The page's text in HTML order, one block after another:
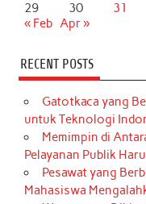
29
30
31
« Feb Apr »
RECENT POSTS
Gatotkaca yang
untuk Teknologi
Memimpin di
Pelayanan Publik
Pesawat yang
Mahasiswa